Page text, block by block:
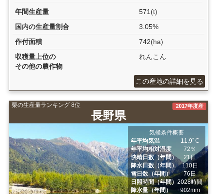
年間生産量
571(t)
国内の生産量割合
3.05%
作付面積
742(ha)
収穫量上位の
その他の農作物
れんこん
この産地の詳細を見る
栗の生産量ランキング 8位
長野県
2017年度産
気候条件概要
年平均気温
11.9ﾟC
年平均相対湿度
72％
快晴日数（年間）
21日
降水日数（年間）
110日
雪日数（年間）
76日
日照時間（年間）2028時間
降水量（年間）
902mm